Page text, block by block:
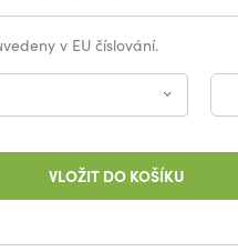
v EU číslování.
VLOŽIT DO KOŠÍKU